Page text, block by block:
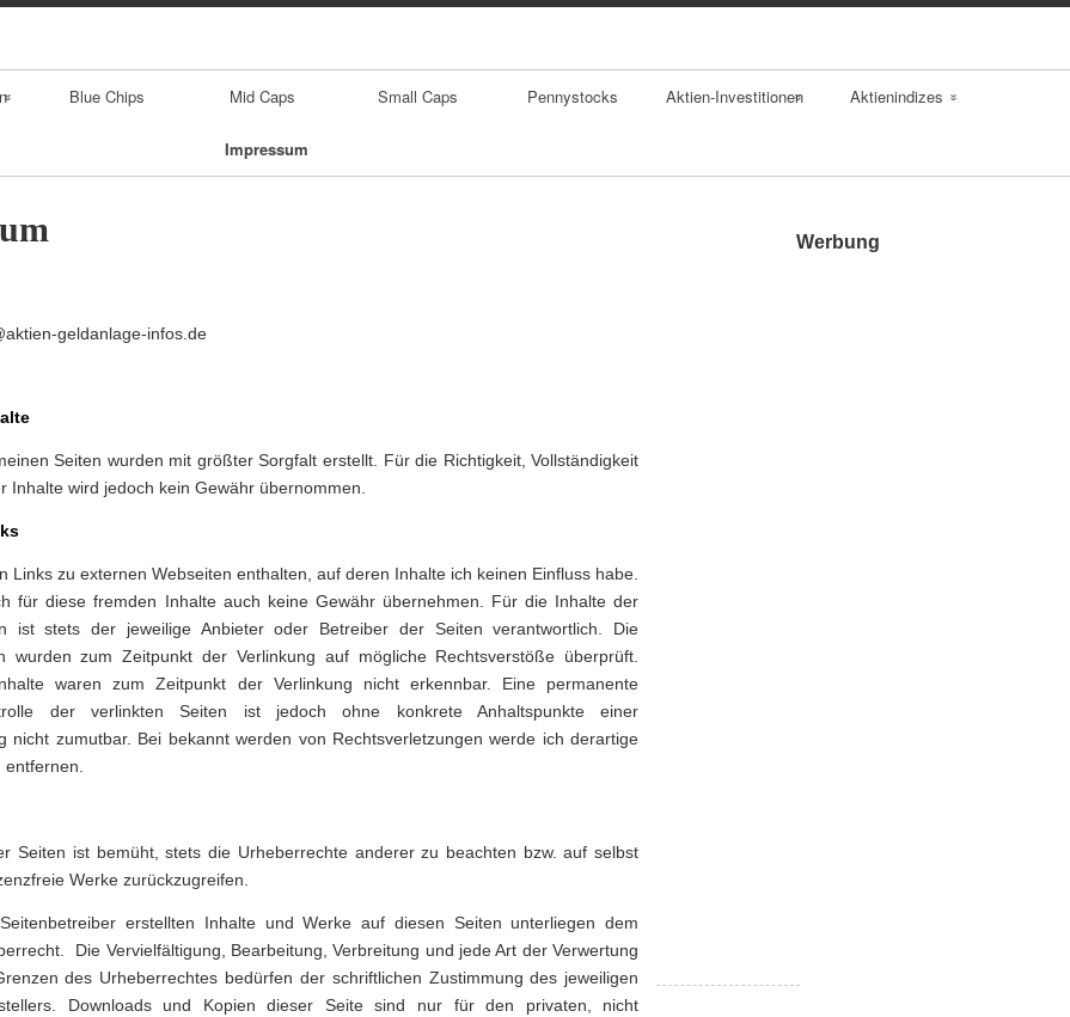
Blue Chips Mid Caps Small Caps Pennystocks Aktien-Investitionen Aktienindizes
Impressum
geldanlage-infos.de
Seiten wurden mit größter Sorgfalt erstellt. Für die Richtigkeit, Vollständigkeit
Inhalte wird jedoch kein Gewähr übernommen.
Links zu externen Webseiten enthalten, auf deren Inhalte ich keinen Einfluss habe.
für diese fremden Inhalte auch keine Gewähr übernehmen. Für die Inhalte der
ist stets der jeweilige Anbieter oder Betreiber der Seiten verantwortlich. Die
wurden zum Zeitpunkt der Verlinkung auf mögliche Rechtsverstöße überprüft.
waren zum Zeitpunkt der Verlinkung nicht erkennbar. Eine permanente
der verlinkten Seiten ist jedoch ohne konkrete Anhaltspunkte einer
nicht zumutbar. Bei bekannt werden von Rechtsverletzungen werde ich derartige
entfernen.
Seiten ist bemüht, stets die Urheberrechte anderer zu beachten bzw. auf selbst
Werke zurückzugreifen.
erstellten Inhalte und Werke auf diesen Seiten unterliegen dem
Die Vervielfältigung, Bearbeitung, Verbreitung und jede Art der Verwertung
des Urheberrechtes bedürfen der schriftlichen Zustimmung des jeweiligen
Downloads und Kopien dieser Seite sind nur für den privaten, nicht
Werbung